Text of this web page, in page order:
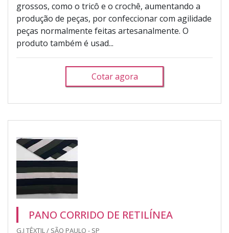
grossos, como o tricô e o crochê, aumentando a
produção de peças, por confeccionar com agilidade
peças normalmente feitas artesanalmente. O
produto também é usad...
Cotar agora
PANO CORRIDO DE RETILÍNEA
G.I TÊXTIL / SÃO PAULO - SP